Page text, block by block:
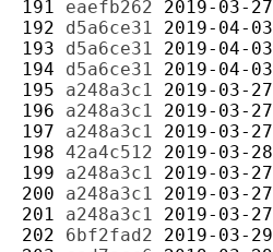
191 eaefb262 2019-03-27
192 d5a6ce31 2019-04-03
193 d5a6ce31 2019-04-03
194 d5a6ce31 2019-04-03
195 a248a3c1 2019-03-27
196 a248a3c1 2019-03-27
197 a248a3c1 2019-03-27
198 42a4c512 2019-03-28
199 a248a3c1 2019-03-27
200 a248a3c1 2019-03-27
201 a248a3c1 2019-03-27
202 6bf2fad2 2019-03-29